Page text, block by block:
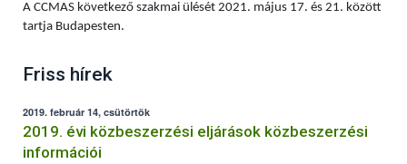
A CCMAS következő szakmai ülését 2021. május 17. és 21. között
tartja Budapesten.
Friss hírek
2019. február 14, csütörtök
2019. évi közbeszerzési eljárások közbeszerzési
információi